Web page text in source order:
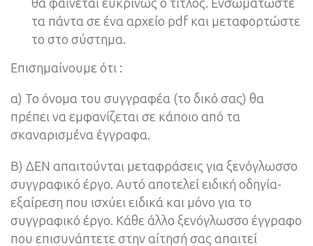
θα φαίνεται ευκρινώς ο τίτλος. Ενσωματώστε
τα πάντα σε ένα αρχείο pdf και μεταφορτώστε
το στο σύστημα.
Επισημαίνουμε ότι :
α) Το όνομα του συγγραφέα (το δικό σας) θα
πρέπει να εμφανίζεται σε κάποιο από τα
σκαναρισμένα έγγραφα.
Β) ΔΕΝ απαιτούνται μεταφράσεις για ξενόγλωσσο
συγγραφικό έργο. Αυτό αποτελεί ειδική οδηγία-
εξαίρεση που ισχύει ειδικά και μόνο για το
συγγραφικό έργο. Κάθε άλλο ξενόγλωσσο έγγραφο
που επισυνάπτετε στην αίτησή σας απαιτεί